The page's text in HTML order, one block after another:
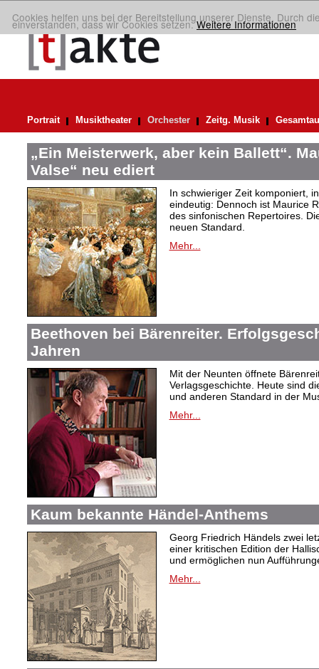
Cookies helfen uns bei der Bereitstellung unserer Dienste. Durch
einverstanden, dass wir Cookies setzen.Weitere Informationen
Portrait Musiktheater Orchester Zeitg. Musik
„Ein Meisterwerk, aber kein Ballett“.
Valse“ neu ediert
In schwieriger Zeit komponiert,
eindeutig: Dennoch ist Maurice
des sinfonischen Repertoires.
neuen Standard.
Mehr...
Beethoven bei Bärenreiter.
Jahren
Mit der Neunten öffnete
Verlagsgeschichte. Heute sind
und anderen Standard in der
Mehr...
Kaum bekannte Händel-Anthems
Georg Friedrich Händels zwei
einer kritischen Edition der
und ermöglichen nun
Mehr...